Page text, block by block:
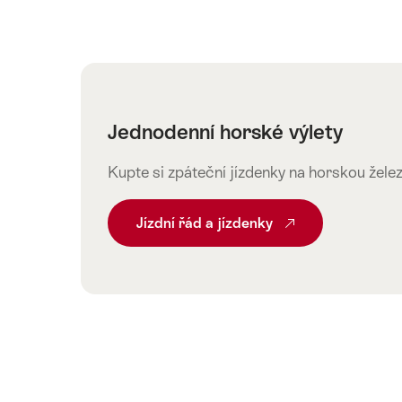
Jednodenní horské výlety
Kupte si zpáteční jízdenky na horskou
Jízdní řád a jízdenky